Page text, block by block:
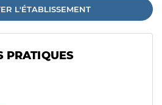
L'ÉTABLISSEMENT
PRATIQUES